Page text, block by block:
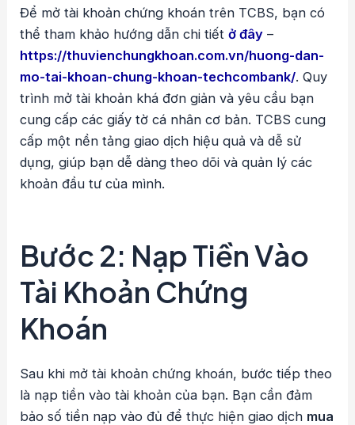
Để mở tài khoản chứng khoán trên TCBS, bạn có
thể tham khảo hướng dẫn chi tiếtở đây –
https://thuvienchungkhoan.com.vn/huong-dan-
mo-tai-khoan-chung-khoan-techcombank/. Quy
trình mở tài khoản khá đơn giản và yêu cầu bạn
cung cấp các giấy tờ cá nhân cơ bản. TCBS cung
cấp một nền tảng giao dịch hiệu quả và dễ sử
dụng, giúp bạn dễ dàng theo dõi và quản lý các
khoản đầu tư của mình.
Bước 2: Nạp Tiền Vào
Tài Khoản Chứng
Khoán
Sau khi mở tài khoản chứng khoán, bước tiếp theo
là nạp tiền vào tài khoản của bạn. Bạn cần đảm
bảo số tiền nạp vào đủ để thực hiện giao dịch mua